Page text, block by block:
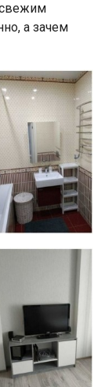
свежим
а зачем